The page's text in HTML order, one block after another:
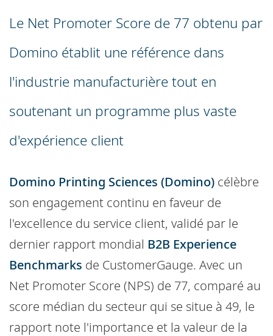
Le Net Promoter Score de 77 obtenu par
Domino établit une référence dans
l'industrie manufacturière tout en
soutenant un programme plus vaste
d'expérience client
Domino Printing Sciences (Domino) célèbre
son engagement continu en faveur de
l'excellence du service client, validé par le
dernier rapport mondial B2B Experience
Benchmarks de CustomerGauge. Avec un
Net Promoter Score (NPS) de 77, comparé au
score médian du secteur qui se situe à 49, le
rapport note l'importance et la valeur de la